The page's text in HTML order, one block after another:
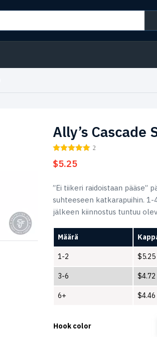
Ally’s Cascade
2
$5.25
”Ei tiikeri raidoistaan pääse”
suhteeseen katkarapuihin.
jälkeen kiinnostus tuntuu
Määrä
1-2 $5.25
3-6 $4.72
6+ $4.46
Hook color